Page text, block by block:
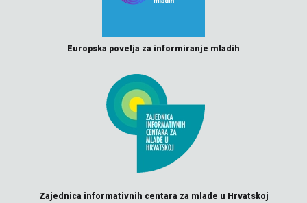
Europska povelja za informiranje mladih
Zajednica informativnih centara za mlade u Hrvatskoj